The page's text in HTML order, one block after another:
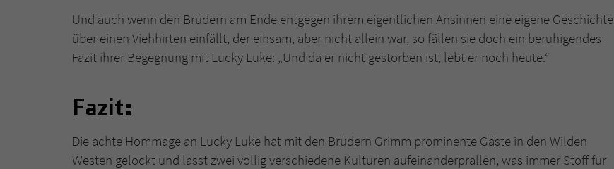
Und auch wenn den Brüdern am Ende entgegen ihrem eigentlichen Ansinnen eine eigene Geschichte
über einen Viehhirten einfällt, der einsam, aber nicht allein war, so fällen sie doch ein beruhigendes
Fazit ihrer Begegnung mit Lucky Luke: „Und da er nicht gestorben ist, lebt er noch heute.“
Fazit:
Die achte Hommage an Lucky Luke hat mit den Brüdern Grimm prominente Gäste in den Wilden
Westen gelockt und lässt zwei völlig verschiedene Kulturen aufeinanderprallen, was immer Stoff für